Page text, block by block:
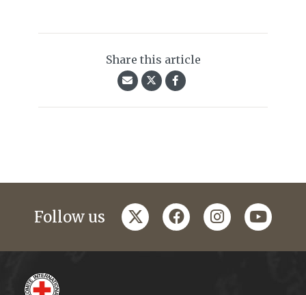
Share this article
Follow us twitterfacebookinstagramyoutube